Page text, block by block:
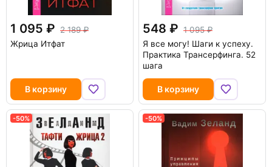
1 095
2 189
Жрица Итфат
В корзину
548
1 095
Я все могу! Шаги к успеху.
Практика Трансерфинга. 52
шага
В корзину
-50% -50%